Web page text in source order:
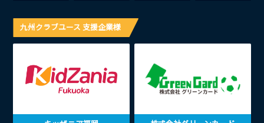
九州クラブユース 支援企業様